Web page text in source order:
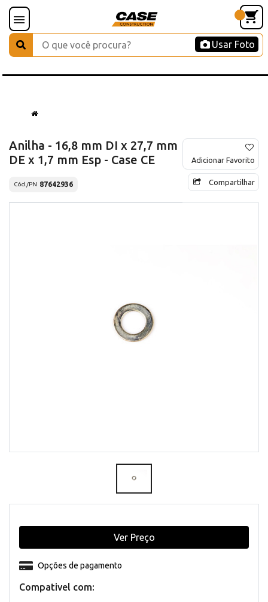
Usar Foto
Anilha - 16,8 mm DI x 27,7 mm
DE x 1,7 mm Esp - Case CE
Cód./PN 87642936
Adicionar Favorito
Compartilhar
Compativel com:
Opções de pagamento
Ver Preço